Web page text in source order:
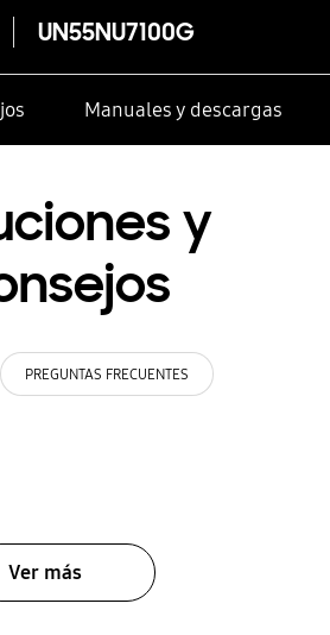
UN55NU7100G
Manuales y descargas
y
PREGUNTAS FRECUENTES
Ver más